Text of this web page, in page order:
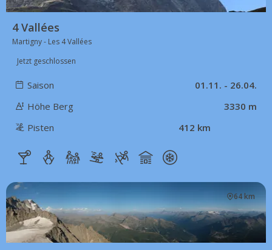
4 Vallées
Martigny - Les 4 Vallées
Jetzt geschlossen
Saison
01.11. - 26.04.
Höhe Berg
3330 m
Pisten
412 km
64 km